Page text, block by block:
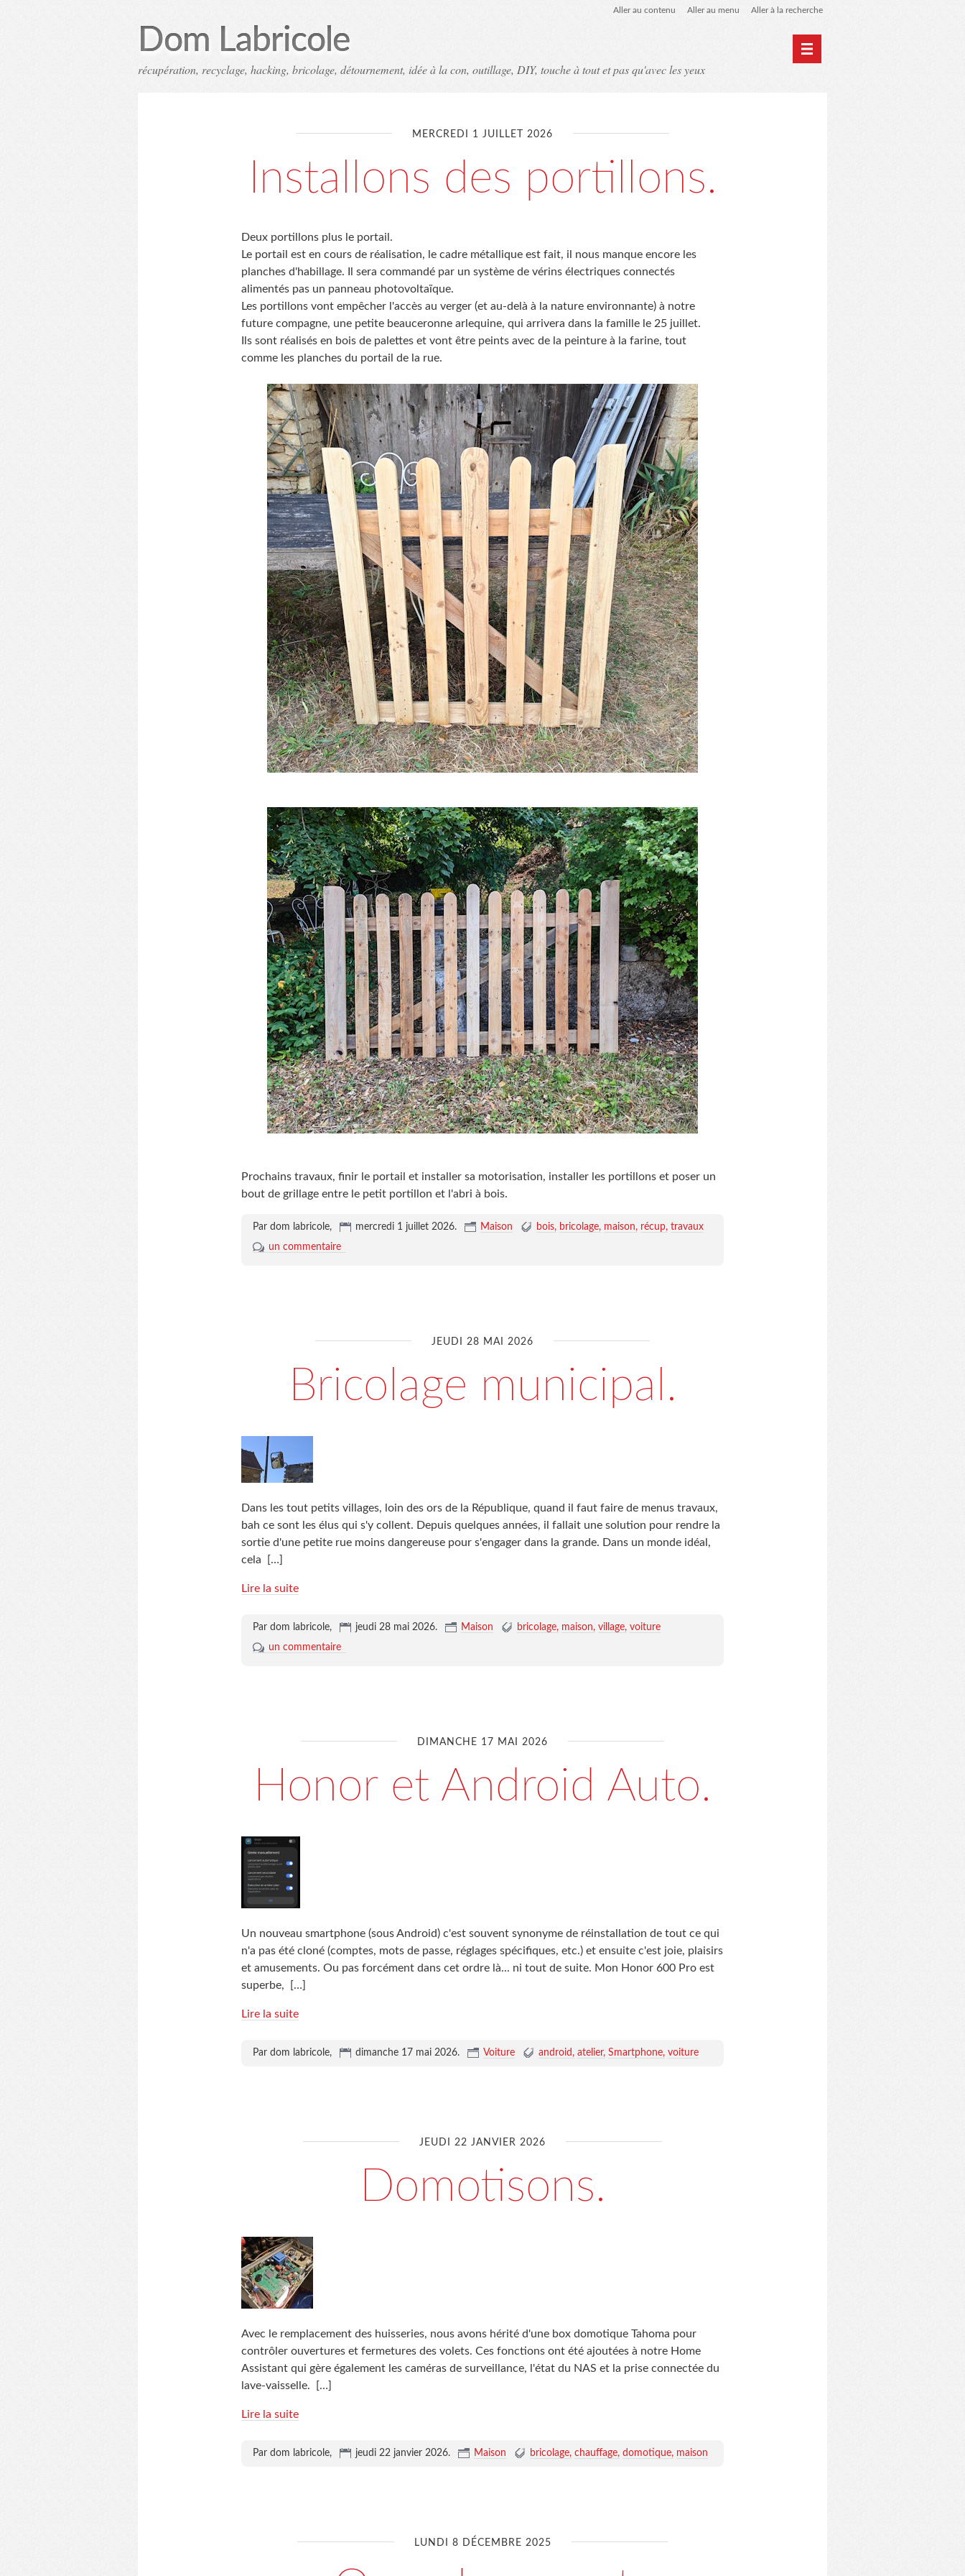
Aller au contenu Aller au menu Aller à la recherche
Dom Labricole
récupération, recyclage, hacking, bricolage, détournement, idée à la con, outillage, DIY, touche à tout et pas qu'avec les yeux
MERCREDI 1 JUILLET 2026
Installons des portillons.
Deux portillons plus le portail.
Le portail est en cours de réalisation, le cadre métallique est fait, il nous manque encore les
planches d'habillage. Il sera commandé par un système de vérins électriques connectés
alimentés pas un panneau photovoltaïque.
Les portillons vont empêcher l'accès au verger (et au-delà à la nature environnante) à notre
future compagne, une petite beauceronne arlequine, qui arrivera dans la famille le 25 juillet.
Ils sont réalisés en bois de palettes et vont être peints avec de la peinture à la farine, tout
comme les planches du portail de la rue.
Prochains travaux, finir le portail et installer sa motorisation, installer les portillons et poser un
bout de grillage entre le petit portillon et l'abri à bois.
Par dom labricole, mercredi 1 juillet 2026. Maison bois bricolage maison récup travaux
un commentaire
JEUDI 28 MAI 2026
Bricolage municipal.
Dans les tout petits villages, loin des ors de la République, quand il faut faire de menus travaux,
bah ce sont les élus qui s'y collent. Depuis quelques années, il fallait une solution pour rendre la
sortie d'une petite rue moins dangereuse pour s'engager dans la grande. Dans un monde idéal,
cela
[…]
Lire la suite
Par dom labricole, jeudi 28 mai 2026. Maison bricolage maison village voiture
un commentaire
DIMANCHE 17 MAI 2026
Honor et Android Auto.
Un nouveau smartphone (sous Android) c'est souvent synonyme de réinstallation de tout ce qui
n'a pas été cloné (comptes, mots de passe, réglages spécifiques, etc.) et ensuite c'est joie, plaisirs
et amusements. Ou pas forcément dans cet ordre là... ni tout de suite. Mon Honor 600 Pro est
superbe,
[…]
Lire la suite
Par dom labricole, dimanche 17 mai 2026. Voiture android atelier Smartphone voiture
JEUDI 22 JANVIER 2026
Domotisons.
Avec le remplacement des huisseries, nous avons hérité d'une box domotique Tahoma pour
contrôler ouvertures et fermetures des volets. Ces fonctions ont été ajoutées à notre Home
Assistant qui gère également les caméras de surveillance, l'état du NAS et la prise connectée du
lave-vaisselle.
[…]
Lire la suite
Par dom labricole, jeudi 22 janvier 2026. Maison bricolage chauffage domotique maison
LUNDI 8 DÉCEMBRE 2025